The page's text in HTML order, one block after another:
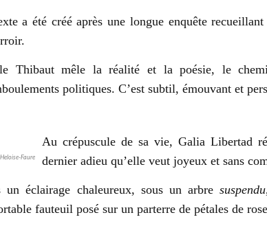
a été créé après une longue enquête
Thibaut mêle la réalité et la poésie, le
politiques. C’est subtil, émouvant et
Faure
Au crépuscule de sa vie, Galia Libertad
dernier adieu qu’elle veut joyeux et sans
un éclairage chaleureux, sous un arbresuspendu
fauteuil posé sur un parterre de pétales de